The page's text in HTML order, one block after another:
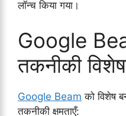
लॉन्च किया गया।
Google
तकनीकी
Google Beam को विशेष
तकनीकी क्षमताएँ: